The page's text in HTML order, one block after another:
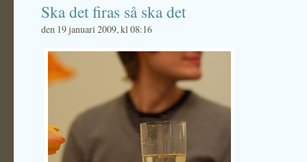
Ska det firas så ska det
den 19 januari 2009, kl 08:16